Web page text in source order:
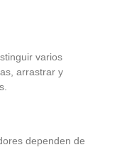
varios
arrastrar y
dependen de